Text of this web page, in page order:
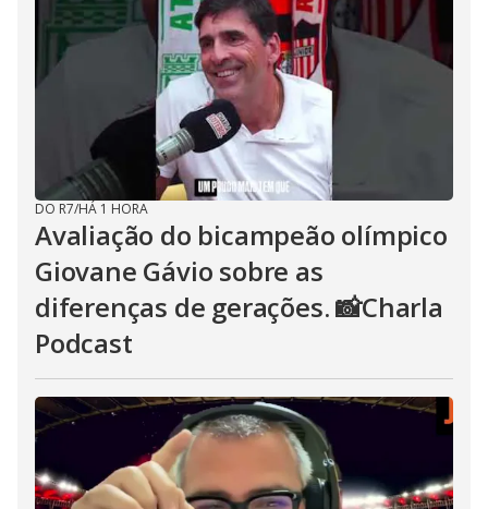
DO R7/HÁ 1 HORA
Avaliação do bicampeão olímpico
Giovane Gávio sobre as
diferenças de gerações. 📸Charla
Podcast